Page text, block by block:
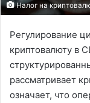
Налог на
Регулирование
криптовалюту в
рассматривает
означает, что